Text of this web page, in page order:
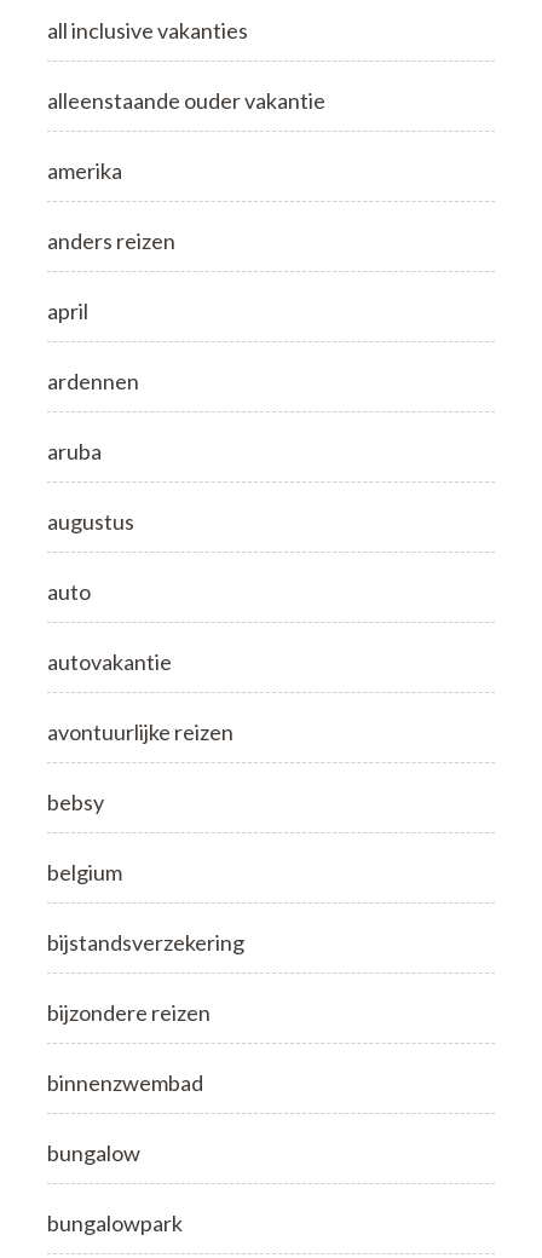
all inclusive vakanties
alleenstaande ouder vakantie
amerika
anders reizen
april
ardennen
aruba
augustus
auto
autovakantie
avontuurlijke reizen
bebsy
belgium
bijstandsverzekering
bijzondere reizen
binnenzwembad
bungalow
bungalowpark